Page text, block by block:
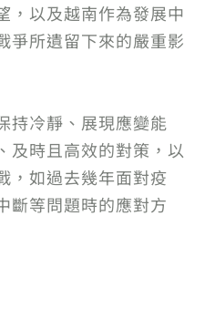
，以及越南作為發展中
爭所遺留下來的嚴重影
持冷靜、展現應變能
及時且高效的對策，以
，如過去幾年面對疫
斷等問題時的應對方